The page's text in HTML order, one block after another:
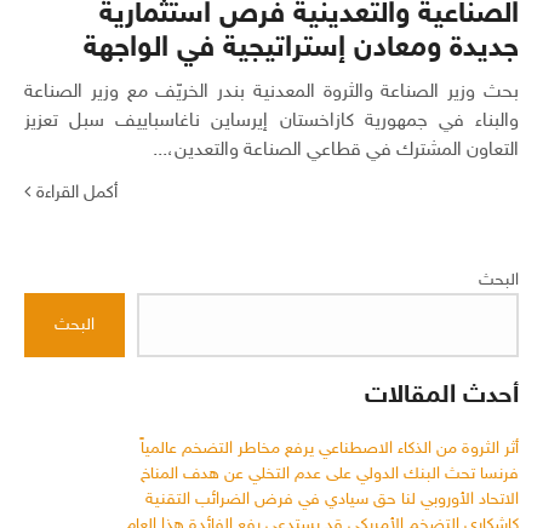
الصناعية والتعدينية فرص استثمارية
جديدة ومعادن إستراتيجية في الواجهة
بحث وزير الصناعة والثروة المعدنية بندر الخريّف مع وزير الصناعة
والبناء في جمهورية كازاخستان إيرساين ناغاسباييف سبل تعزيز
التعاون المشترك في قطاعي الصناعة والتعدين،...
أكمل القراءة
البحث
البحث
أحدث المقالات
أثر الثروة من الذكاء الاصطناعي يرفع مخاطر التضخم عالمياً
فرنسا تحث البنك الدولي على عدم التخلي عن هدف المناخ
الاتحاد الأوروبي لنا حق سيادي في فرض الضرائب التقنية